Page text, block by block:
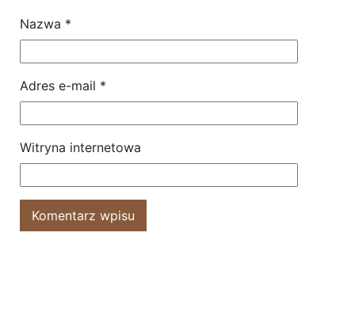
Nazwa *
Adres e-mail *
Witryna internetowa